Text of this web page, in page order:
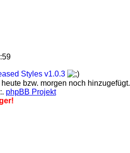
Styles v1.0.3
bzw. morgen noch hinzugefügt.
phpBB Projekt